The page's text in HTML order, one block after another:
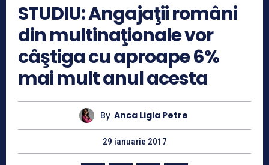
STUDIU: Angajaţii români
din multinaţionale vor
câştiga cu aproape 6%
mai mult anul acesta
By Anca Ligia Petre
29 ianuarie 2017